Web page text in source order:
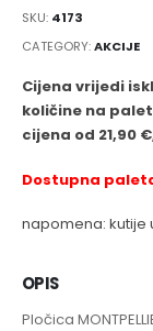
SKU: 4173
CATEGORY:AKCIJE
Cijena vrijedi
količine na
cijena od 21,90
Dostupna
napomena: kutije
OPIS
Pločica